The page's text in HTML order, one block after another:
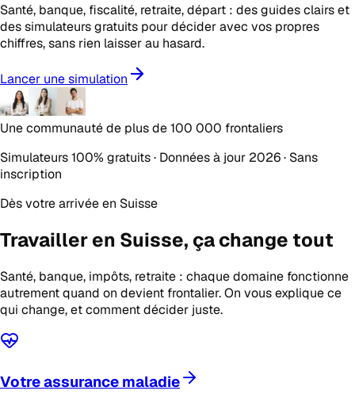
Santé, banque, fiscalité, retraite, départ : des guides clairs et
des simulateurs gratuits pour décider avec vos propres
chiffres, sans rien laisser au hasard.
Lancer une simulation
Une communauté de plus de100 000 frontaliers
Simulateurs 100% gratuits · Données à jour 2026 · Sans
inscription
Dès votre arrivée en Suisse
Travailler en Suisse, ça change tout
Santé, banque, impôts, retraite : chaque domaine fonctionne
autrement quand on devient frontalier. On vous explique ce
qui change, et comment décider juste.
Votre assurance maladie